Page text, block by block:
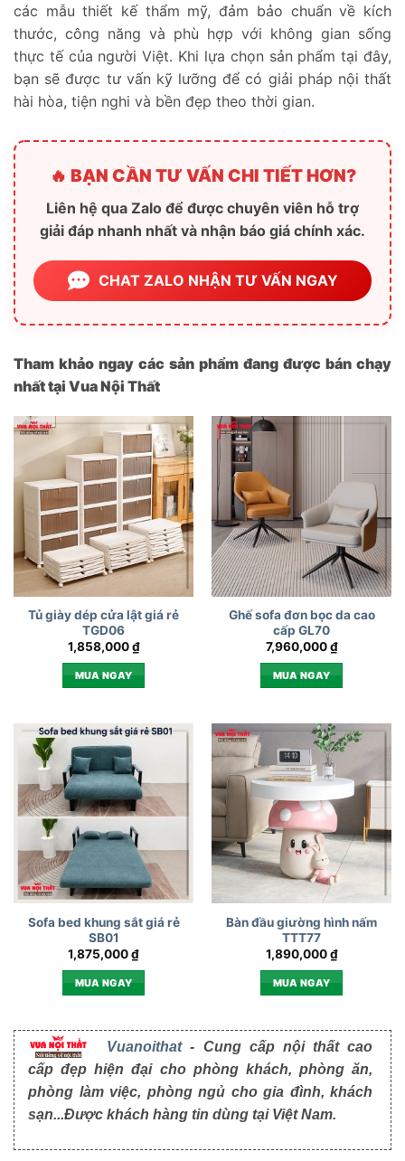
các mẫu thiết kế thẩm mỹ, đảm bảo chuẩn về kích
thước, công năng và phù hợp với không gian sống
thực tế của người Việt. Khi lựa chọn sản phẩm tại đây,
bạn sẽ được tư vấn kỹ lưỡng để có giải pháp nội thất
hài hòa, tiện nghi và bền đẹp theo thời gian.
🔥 BẠN CẦN TƯ VẤN CHI TIẾT HƠN?
Liên hệ qua Zalo để được chuyên viên hỗ trợ
giải đáp nhanh nhất và nhận báo giá chính xác.
CHAT ZALO NHẬN TƯ VẤN NGAY
Tham khảo ngay các sản phẩm đang được bán chạy
nhất tại Vua Nội Thất
Tủ giày dép cửa lật giá rẻ
TGD06
1,858,000₫
MUA NGAY
Ghế sofa đơn bọc da cao
cấp GL70
7,960,000₫
MUA NGAY
Sofa bed khung sắt giá rẻ
SB01
1,875,000₫
MUA NGAY
Bàn đầu giường hình nấm
TTT77
1,890,000₫
MUA NGAY
Vuanoithat- Cung cấp nội thất cao
cấp đẹp hiện đại cho phòng khách, phòng ăn,
phòng làm việc, phòng ngủ cho gia đình, khách
sạn...Được khách hàng tin dùng tại Việt Nam.